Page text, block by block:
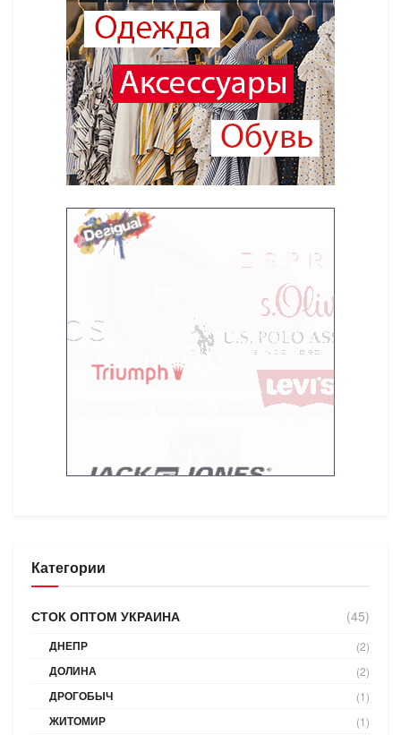
Категории
СТОК ОПТОМ УКРАИНА (45)
ДНЕПР (2)
ДОЛИНА (2)
ДРОГОБЫЧ (1)
ЖИТОМИР (1)